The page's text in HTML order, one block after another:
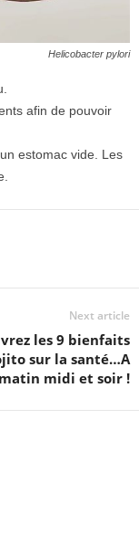
Helicobacter pylori
afin de pouvoir
estomac vide. Les
Next article
les 9 bienfaits
sur la santé…A
midi et soir !